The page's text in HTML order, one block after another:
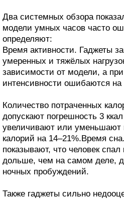
Два системных обзора
модели умных часов часто
определяют:
Время активности. Гаджеты
умеренных и тяжёлых
зависимости от модели, а
интенсивности ошибаются на
Количество потраченных
допускают погрешность 3
увеличивают или уменьшают
калорий на 14–21%.Время
показывают, что человек
дольше, чем на самом деле,
ночных пробуждений.
Также гаджеты сильно